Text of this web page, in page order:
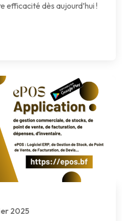
efficacité dès aujourd’hui !
2025